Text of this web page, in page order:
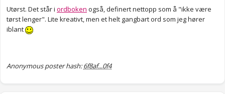
Utørst. Det står i ordboken også, definert nettopp som å "ikke være
tørst lenger". Lite kreativt, men et helt gangbart ord som jeg hører
iblant
Anonymous poster hash:6f8af...0f4